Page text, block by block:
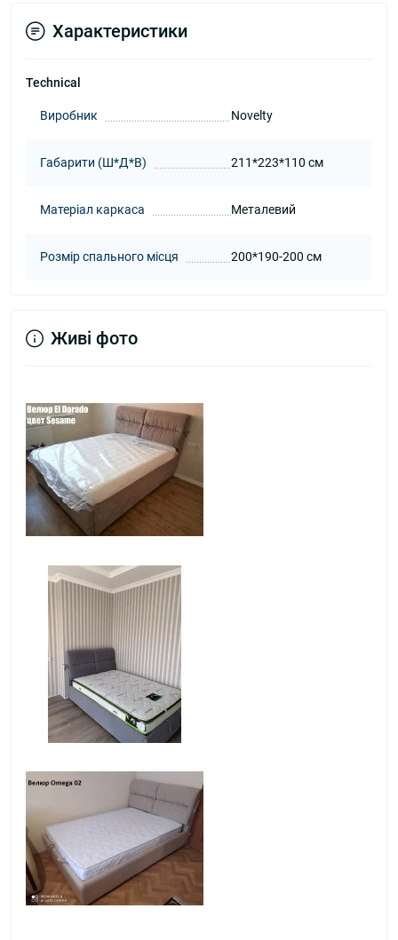
Характеристики
Technical
Виробник Novelty
Габарити (Ш*Д*В) 211*223*110 см
Матеріал каркаса Металевий
Розмір спального місця 200*190-200 см
Живі фото